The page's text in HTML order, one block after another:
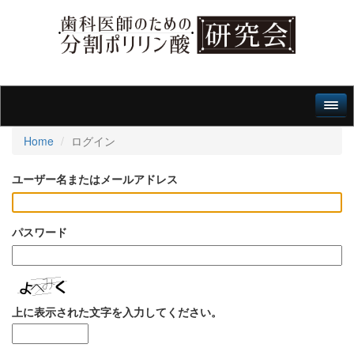
Home ログイン
ユーザー名またはメールアドレス
パスワード
上に表示された文字を入力してください。